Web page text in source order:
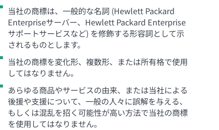
当社の商標は、一般的な名詞 (Hewlett Packard
Enterpriseサーバー、Hewlett Packard Enterprise
サポートサービスなど) を修飾する形容詞として示
されるものとします。
当社の商標を変化形、複数形、または所有格で使用
してはなりません。
あらゆる商品やサービスの由来、または当社による
後援や支援について、一般の人々に誤解を与える、
もしくは混乱を招く可能性が高い方法で当社の商標
を使用してはなりません。